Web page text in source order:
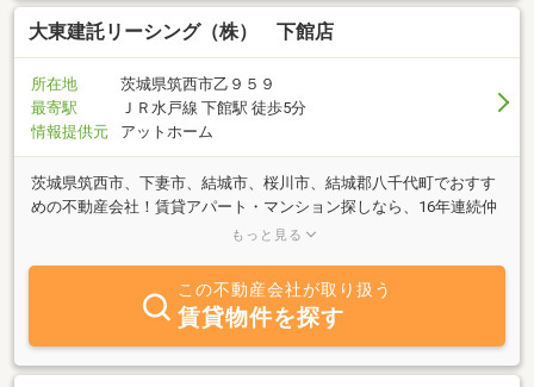
大東建託リーシング（株） 下館店
所在地
茨城県筑西市乙９５９
最寄駅
ＪＲ水戸線 下館駅 徒歩5分
情報提供元
アットホーム
茨城県筑西市、下妻市、結城市、桜川市、結城郡八千代町でおすす
めの不動産会社！賃貸アパート・マンション探しなら、16年連続仲
介件数NO.1（34.5万件）の実績を誇る大東建託リーシングへ。オン
続きまで完了することができるのでお勧めしております。『お客様
に最良のお部屋を！』をモットーに、スタッフ一同全力でお部屋探
しのお手伝いをさせて頂きます！※出典:週刊全国賃貸住宅新聞第
1635号(2026年1月5日発行)24年10月-25年9月原則直営店舗の仲介件
数をカウント
もっと見る
この不動産会社が取り扱う
賃貸物件を探す